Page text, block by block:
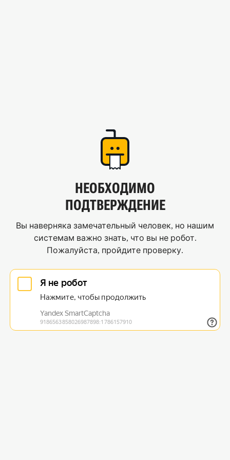
НЕОБХОДИМО
ПОДТВЕРЖДЕНИЕ
Вы наверняка замечательный человек, но нашим
системам важно знать, что вы не робот.
Пожалуйста, пройдите проверку.